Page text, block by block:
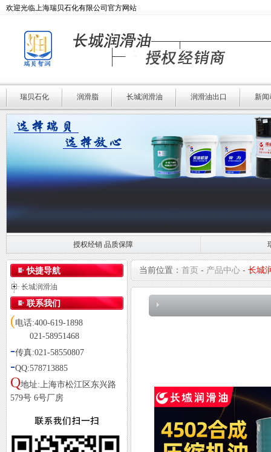
欢迎光临上海瑞贝石化有限公司官方网站
瑞贝石化 润滑脂 长城润滑油 润滑油出口 新闻
授权经销 品质保障
授权经销 品质保障
瑞贝石化 专业润滑
快捷导航
长城润滑油
联系我们
(电话:400-619-1898
021-58951468
-传真:021-58550807
-QQ:578713885
Q地址:上海市松江区东兴路
579号 6号厂房
当前位置： 首页 - 产品中心 - 长城